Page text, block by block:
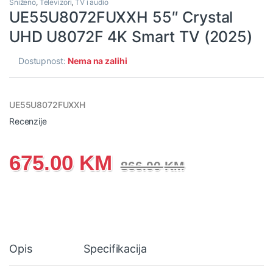
Sniženo, Televizori, TV i audio
UE55U8072FUXXH 55″ Crystal
UHD U8072F 4K Smart TV (2025)
Dostupnost:Nema na zalihi
UE55U8072FUXXH
Recenzije
675.00 KM 866.00KM
Opis Specifikacija